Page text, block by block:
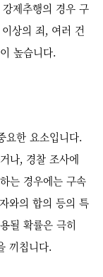
제추행의 경우 구
상의 죄, 여러 건
높습니다.
요한 요소입니다.
나, 경찰 조사에
는 경우에는 구속
와의 합의 등의 특
될 확률은 극히
끼칩니다.